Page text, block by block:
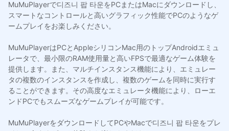
MuMuPlayerで디즈니 팝 타운をPCまたはMacにダウンロードし、
スマートなコントロールと高いグラフィック性能でPCのようなゲ
ームプレイをお楽しみください。
MuMuPlayerはPCとAppleシリコンMac用のトップAndroidエミュ
レータで、最小限のRAM使用量と高いFPSで最適なゲーム体験を
提供します。また、マルチインスタンス機能により、エミュレー
タの複数のインスタンスを作成し、複数のゲームを同時に実行す
ることができます。その高度なエミュレータ機能により、ローエ
ンドPCでもスムーズなゲームプレイが可能です。
MuMuPlayerをダウンロードしてPCやMacで디즈니 팝 타운をプレ